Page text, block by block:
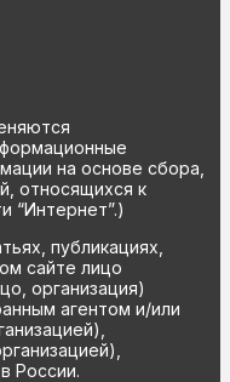
на основе сбора,
относящихся к
“Интернет”.)
публикациях,
сайте лицо
организация)
агентом и/или
России.